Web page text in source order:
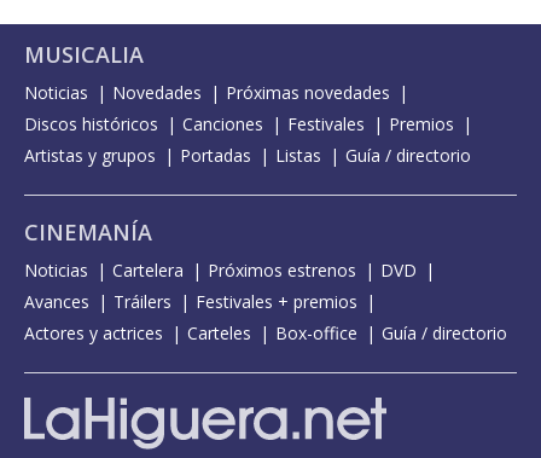
MUSICALIA
Noticias Novedades
Próximas novedades
Discos históricos
Canciones Festivales
Premios
Artistas y grupos
Portadas Listas Guía / directorio
CINEMANÍA
Noticias Cartelera Próximos estrenos
DVD
Avances
Tráilers
Festivales + premios
Actores y actrices
Carteles Box-office Guía / directorio